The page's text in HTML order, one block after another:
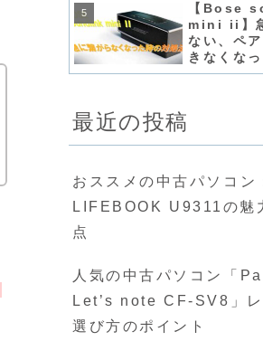
【Bose
mini ii】
ない、ペ
きなくな
処法♡「
最近の投稿
おススメの中古パソコン
LIFEBOOK U9311の魅
点
人気の中古パソコン「
Let’s note CF-SV8」レ
選び方のポイント